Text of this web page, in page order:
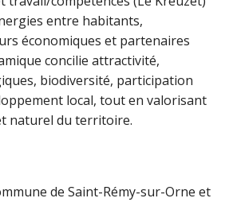
entre habitants,
économiques et partenaires
concilie attractivité,
biodiversité, participation
local, tout en valorisant
naturel du territoire.
de Saint-Rémy-sur-Orne et